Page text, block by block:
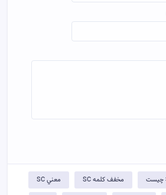
مخفف کلمه SC معني SC